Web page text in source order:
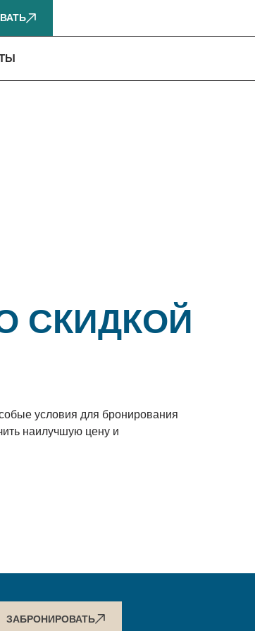
СКИДКОЙ
условия для бронирования
наилучшую цену и
ЗАБРОНИРОВАТЬ